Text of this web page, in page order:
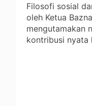
Filosofi sosial
oleh Ketua
mengutamakan
kontribusi nyata